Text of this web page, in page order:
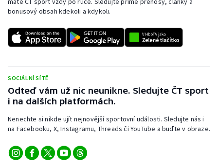
bonusový obsah kdekoli a kdykoli.
SOCIÁLNÍ SÍTĚ
Odteď vám už nic neunikne. Sledujte ČT sport
i na dalších platformách.
Nenechte si nikde ujít nejnovější sportovní události. Sledujte nás i
na Facebooku, X, Instagramu, Threads či YouTube a buďte v obraze.